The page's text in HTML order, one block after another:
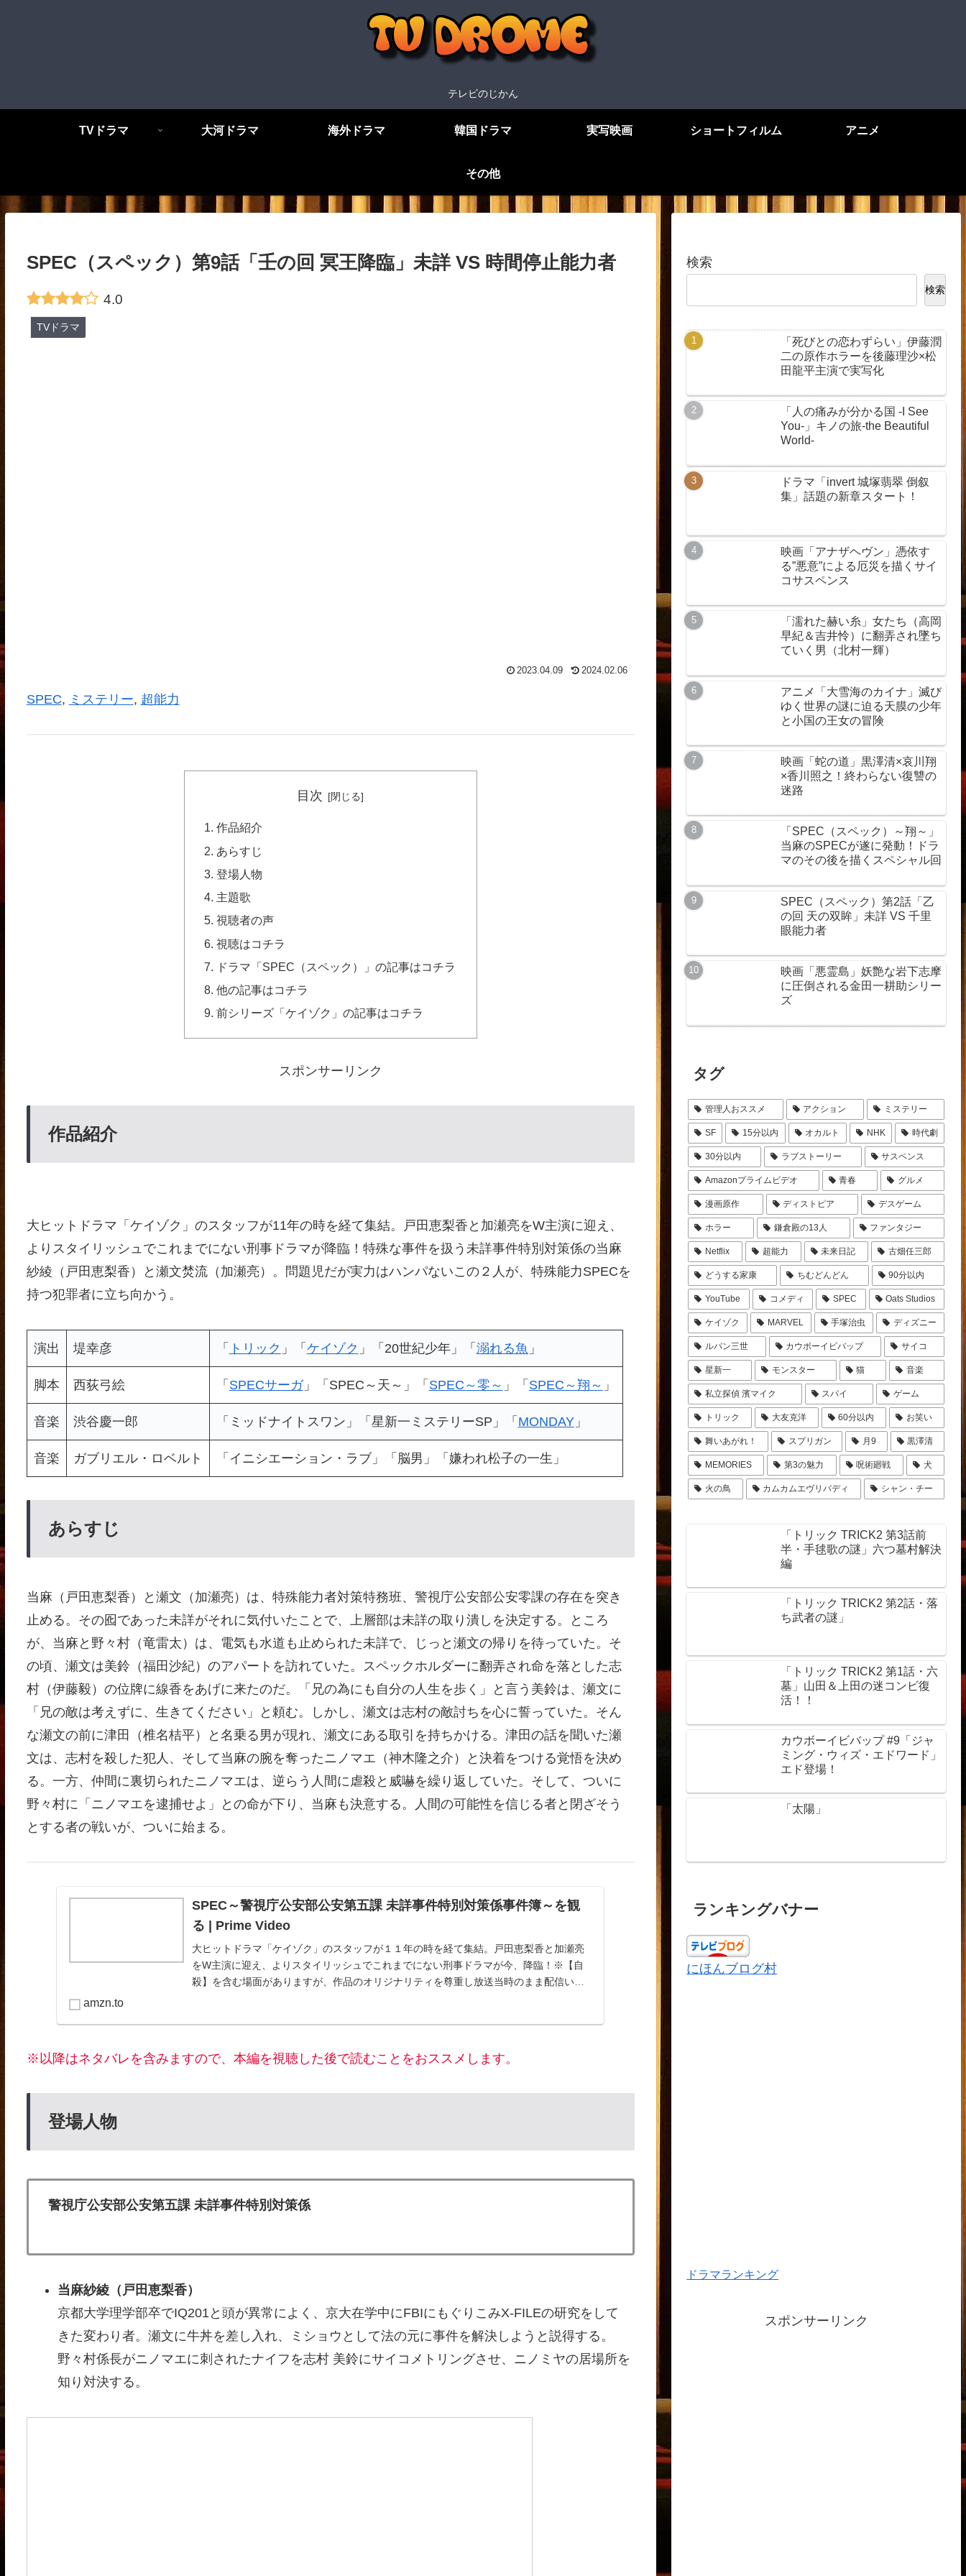
テレビのじかん
TVドラマ 大河ドラマ 海外ドラマ 韓国ドラマ 実写映画 ショートフィルム アニメ
その他
SPEC（スペック）第9話「壬の回 冥王降臨」未詳 VS 時間停止能力者
4.0
TVドラマ
2023.04.09 2024.02.06
SPEC, ミステリー, 超能力
目次
作品紹介
あらすじ
登場人物
主題歌
視聴者の声
視聴はコチラ
ドラマ「SPEC（スペック）」の記事はコチラ
他の記事はコチラ
前シリーズ「ケイゾク」の記事はコチラ
スポンサーリンク
作品紹介
大ヒットドラマ「ケイゾク」のスタッフが11年の時を経て集結。戸田恵梨香と加瀬亮をW主演に迎え、
よりスタイリッシュでこれまでにない刑事ドラマが降臨！特殊な事件を扱う未詳事件特別対策係の当麻
紗綾（戸田恵梨香）と瀬文焚流（加瀬亮）。問題児だが実力はハンパないこの２人が、特殊能力SPECを
持つ犯罪者に立ち向かう。
演出 堤幸彦 「 トリック 」「 ケイゾク 」「20世紀少年」「 溺れる魚 」
脚本 西荻弓絵 「 SPECサーガ」「SPEC～天～」「 SPEC～零～ 」「 SPEC～翔～ 」
音楽 渋谷慶一郎 「ミッドナイトスワン」「星新一ミステリーSP」「 MONDAY」
音楽 ガブリエル・ロベルト 「イニシエーション・ラブ」「脳男」「嫌われ松子の一生」
あらすじ
当麻（戸田恵梨香）と瀬文（加瀬亮）は、特殊能力者対策特務班、警視庁公安部公安零課の存在を突き
止める。その囮であった未詳がそれに気付いたことで、上層部は未詳の取り潰しを決定する。ところ
が、当麻と野々村（竜雷太）は、電気も水道も止められた未詳で、じっと瀬文の帰りを待っていた。そ
の頃、瀬文は美鈴（福田沙紀）のアパートを訪れていた。スペックホルダーに翻弄され命を落とした志
村（伊藤毅）の位牌に線香をあげに来たのだ。「兄の為にも自分の人生を歩く」と言う美鈴は、瀬文に
「兄の敵は考えずに、生きてください」と頼む。しかし、瀬文は志村の敵討ちを心に誓っていた。そん
な瀬文の前に津田（椎名桔平）と名乗る男が現れ、瀬文にある取引を持ちかける。津田の話を聞いた瀬
文は、志村を殺した犯人、そして当麻の腕を奪ったニノマエ（神木隆之介）と決着をつける覚悟を決め
る。一方、仲間に裏切られたニノマエは、逆らう人間に虐殺と威嚇を繰り返していた。そして、ついに
野々村に「ニノマエを逮捕せよ」との命が下り、当麻も決意する。人間の可能性を信じる者と閉ざそう
とする者の戦いが、ついに始まる。
SPEC～警視庁公安部公安第五課 未詳事件特別対策係事件簿～を観
る | Prime Video
大ヒットドラマ「ケイゾク」のスタッフが１１年の時を経て集結。戸田恵梨香と加瀬亮
をW主演に迎え、よりスタイリッシュでこれまでにない刑事ドラマが今、降臨！※【自
殺】を含む場面がありますが、作品のオリジナリティを尊重し放送当時のまま配信いた
amzn.to
※以降はネタバレを含みますので、本編を視聴した後で読むことをおススメします。
登場人物
警視庁公安部公安第五課 未詳事件特別対策係
当麻紗綾 （戸田恵梨香）
京都大学理学部卒でIQ201と頭が異常によく、京大在学中にFBIにもぐりこみX-FILEの研究をして
きた変わり者。瀬文に牛丼を差し入れ、ミショウとして法の元に事件を解決しようと説得する。
野々村係長がニノマエに刺されたナイフを志村 美鈴にサイコメトリングさせ、ニノミヤの居場所を
知り対決する。
検索
検索
「死びとの恋わずらい」伊藤潤
二の原作ホラーを後藤理沙×松
田龍平主演で実写化
「人の痛みが分かる国 -I See
You-」キノの旅-the Beautiful
World-
ドラマ「invert 城塚翡翠 倒叙
集」話題の新章スタート！
映画「アナザヘヴン」憑依す
る”悪意”による厄災を描くサイ
コサスペンス
「濡れた赫い糸」女たち（高岡
早紀＆吉井怜）に翻弄され墜ち
ていく男（北村一輝）
アニメ「大雪海のカイナ」滅び
ゆく世界の謎に迫る天膜の少年
と小国の王女の冒険
映画「蛇の道」黒澤清×哀川翔
×香川照之！終わらない復讐の
迷路
「SPEC（スペック）～翔～」
当麻のSPECが遂に発動！ドラ
マのその後を描くスペシャル回
SPEC（スペック）第2話「乙
の回 天の双眸」未詳 VS 千里
眼能力者
映画「悪霊島」妖艶な岩下志摩
に圧倒される金田一耕助シリー
ズ
タグ
管理人おススメ アクション ミステリー
SF 15分以内 オカルト NHK 時代劇
30分以内 ラブストーリー サスペンス
Amazonプライムビデオ 青春 グルメ
漫画原作 ディストピア デスゲーム
ホラー 鎌倉殿の13人 ファンタジー
Netflix 超能力 未来日記 古畑任三郎
どうする家康 ちむどんどん 90分以内
YouTube コメディ SPEC Oats Studios
ケイゾク MARVEL 手塚治虫 ディズニー
ルパン三世 カウボーイビバップ サイコ
星新一 モンスター 猫 音楽
私立探偵 濱マイク スパイ ゲーム
トリック 大友克洋 60分以内 お笑い
舞いあがれ！ スプリガン 月9 黒澤清
MEMORIES 第3の魅力 呪術廻戦 犬
火の鳥 カムカムエヴリバディ シャン・チー
「トリック TRICK2 第3話前
半・手毬歌の謎」六つ墓村解決
編
「トリック TRICK2 第2話・落
ち武者の謎」
「トリック TRICK2 第1話・六
墓」山田＆上田の迷コンビ復
活！！
カウボーイビバップ #9「ジャ
ミング・ウィズ・エドワード」
エド登場！
「太陽」
ランキングバナー
にほんブログ村
ドラマランキング
スポンサーリンク